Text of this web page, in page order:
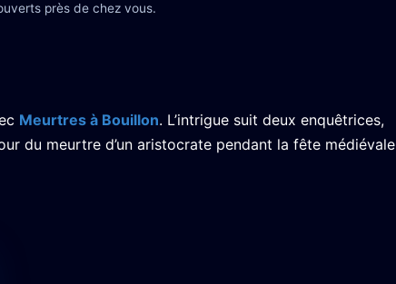
près de chez vous.
Meurtres à Bouillon. L’intrigue suit deux enquêtrices,
du meurtre d’un aristocrate pendant la fête médiévale